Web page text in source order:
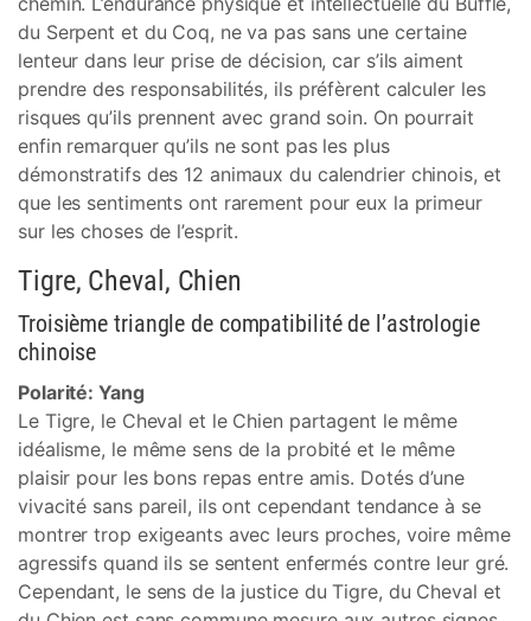
du Serpent et du Coq, ne va pas sans une certaine
lenteur dans leur prise de décision, car s’ils aiment
prendre des responsabilités, ils préfèrent calculer les
risques qu’ils prennent avec grand soin. On pourrait
enfin remarquer qu’ils ne sont pas les plus
démonstratifs des 12 animaux du calendrier chinois, et
que les sentiments ont rarement pour eux la primeur
sur les choses de l’esprit.
Tigre, Cheval, Chien
Troisième triangle de compatibilité de l’astrologie
chinoise
Polarité: Yang
Le Tigre, le Cheval et le Chien partagent le même
idéalisme, le même sens de la probité et le même
plaisir pour les bons repas entre amis. Dotés d’une
vivacité sans pareil, ils ont cependant tendance à se
montrer trop exigeants avec leurs proches, voire même
agressifs quand ils se sentent enfermés contre leur gré.
Cependant, le sens de la justice du Tigre, du Cheval et